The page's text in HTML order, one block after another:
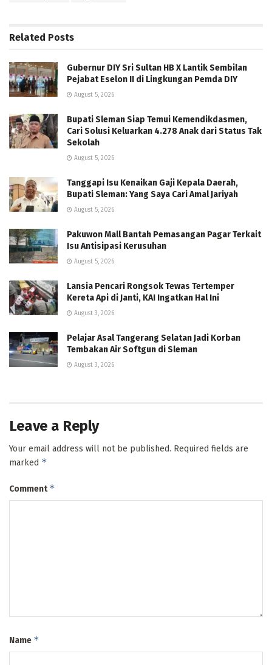
Related Posts
Gubernur DIY Sri Sultan HB X Lantik Sembilan
Pejabat Eselon II di Lingkungan Pemda DIY
August 5, 2026
Bupati Sleman Siap Temui Kemendikdasmen,
Cari Solusi Keluarkan 4.278 Anak dari Status Tak
Sekolah
August 5, 2026
Tanggapi Isu Kenaikan Gaji Kepala Daerah,
Bupati Sleman: Yang Saya Cari Amal Jariyah
August 5, 2026
Pakuwon Mall Bantah Pemasangan Pagar Terkait
Isu Antisipasi Kerusuhan
August 5, 2026
Lansia Pencari Rongsok Tewas Tertemper
Kereta Api di Janti, KAI Ingatkan Hal Ini
August 3, 2026
Pelajar Asal Tangerang Selatan Jadi Korban
Tembakan Air Softgun di Sleman
August 3, 2026
Leave a Reply
Your email address will not be published. Required fields are
marked *
Comment*
Name *